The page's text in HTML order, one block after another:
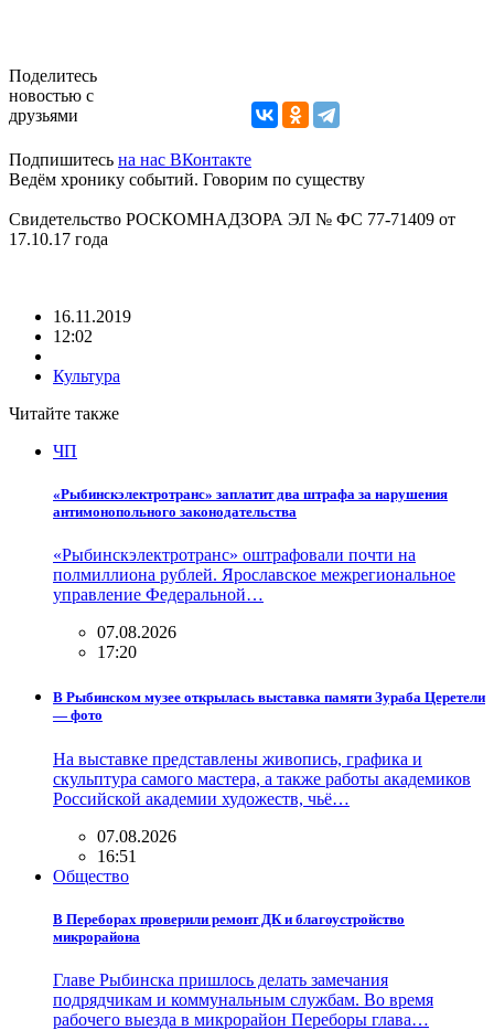
Поделитесь
новостью с
друзьями
Подпишитесь на нас ВКонтакте
Ведём хронику событий. Говорим по существу
Свидетельство РОСКОМНАДЗОРА ЭЛ № ФС 77-71409 от
17.10.17 года
16.11.2019
12:02
Культура
Читайте также
ЧП
«Рыбинскэлектротранс» заплатит два штрафа за нарушения
антимонопольного законодательства
«Рыбинскэлектротранс» оштрафовали почти на
полмиллиона рублей. Ярославское межрегиональное
управление Федеральной…
07.08.2026
17:20
В Рыбинском музее открылась выставка памяти Зураба Церетели
— фото
На выставке представлены живопись, графика и
скульптура самого мастера, а также работы академиков
Российской академии художеств, чьё…
07.08.2026
16:51
Общество
В Переборах проверили ремонт ДК и благоустройство
микрорайона
Главе Рыбинска пришлось делать замечания
подрядчикам и коммунальным службам. Во время
рабочего выезда в микрорайон Переборы глава…